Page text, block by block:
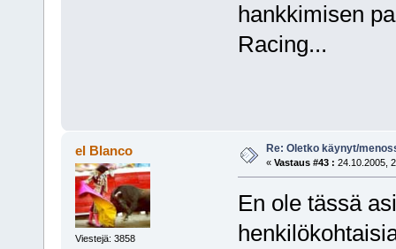
hankkimisen
Racing...
el Blanco
Viestejä: 3858
Re: Oletko käynyt/
« Vastaus #43 : 24.10.2005,
En ole tässä